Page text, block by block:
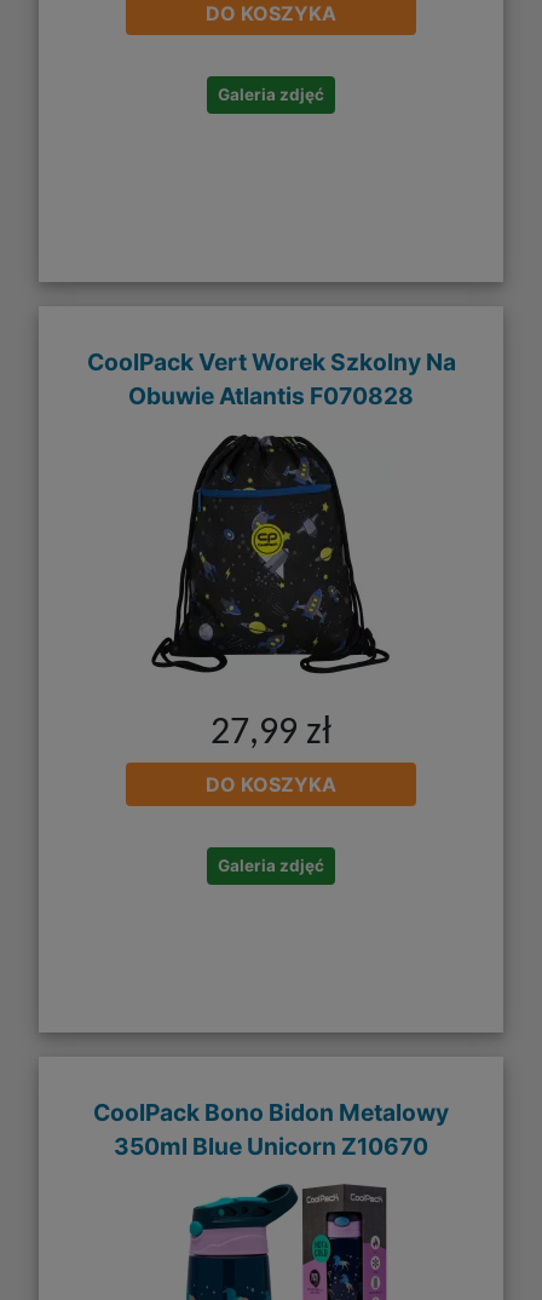
DO KOSZYKA
Galeria zdjęć
CoolPack Vert Worek Szkolny Na
Obuwie Atlantis F070828
27,99 zł
DO KOSZYKA
Galeria zdjęć
CoolPack Bono Bidon Metalowy
350ml Blue Unicorn Z10670